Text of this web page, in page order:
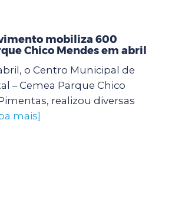
mobiliza 600
Chico Mendes em abril
o Centro Municipal de
– Cemea Parque Chico
realizou diversas
mais]